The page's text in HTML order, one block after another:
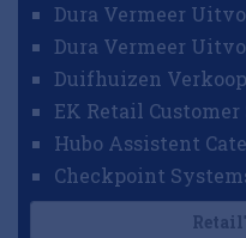
Dura Vermeer
Dura Vermeer
Duifhuizen
EK Retail
Hubo Assistent